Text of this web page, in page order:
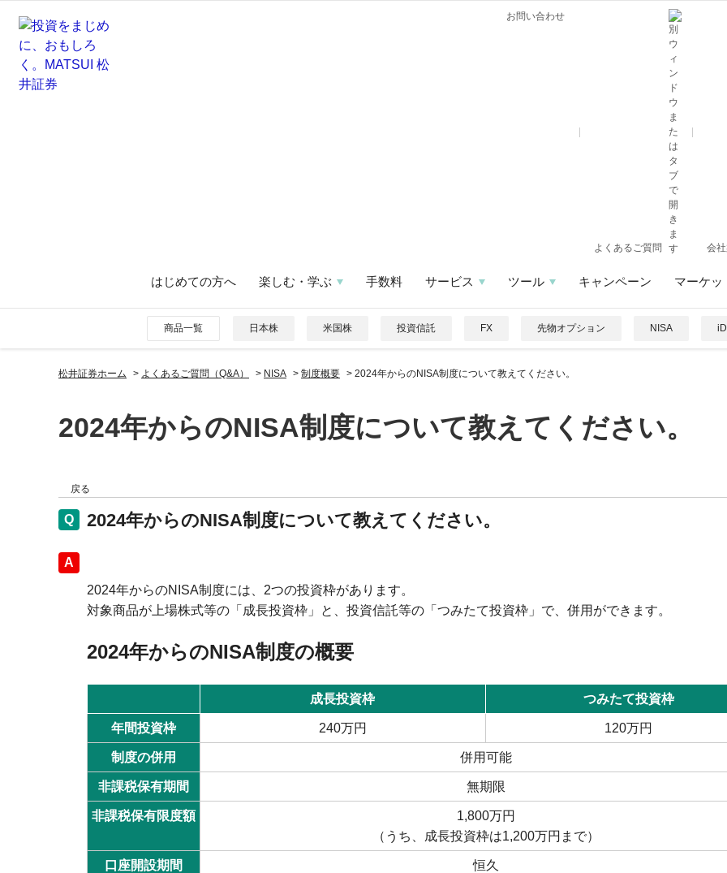
お問い合わせ
よくあるご質問 会
はじめての方へ 楽しむ・学ぶ 手数料 サービス ツール キャンペーン マーケッ
商品一覧 日本株 米国株 投資信託 FX 先物オプション NISA
松井証券ホーム > よくあるご質問（Q&A） > NISA > 制度概要 > 2024年からのNISA制度について教えてください。
2024年からのNISA制度について教えてください。
戻る
2024年からのNISA制度について教えてください。
回答
2024年からのNISA制度には、2つの投資枠があります。
対象商品が上場株式等の「成長投資枠」と、投資信託等の「つみたて投資枠」で、併用ができます。
2024年からのNISA制度の概要
成長投資枠 つみたて投資枠
年間投資枠 240万円 120万円
制度の併用 併用可能
非課税保有期間 無期限
非課税保有限度額
1,800万円
（うち、成長投資枠は1,200万円まで）
口座開設期間 恒久